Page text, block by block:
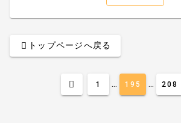
トップページへ戻る
1 ... 195 ... 208